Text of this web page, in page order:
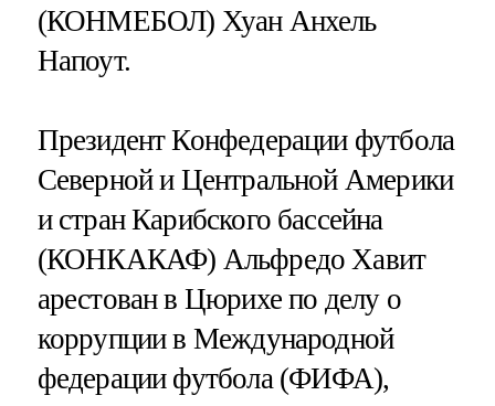
(КОНМЕБОЛ) Хуан Анхель
Напоут.
Президент Конфедерации футбола
Северной и Центральной Америки
и стран Карибского бассейна
(КОНКАКАФ) Альфредо Хавит
арестован в Цюрихе по делу о
коррупции в Международной
федерации футбола (ФИФА),